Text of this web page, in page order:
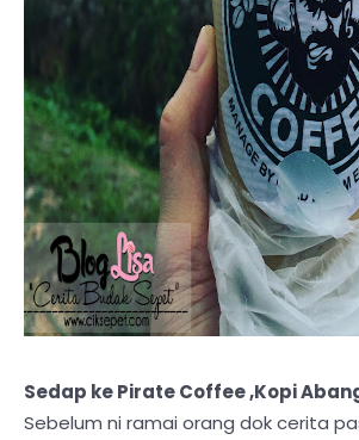
Sedap ke Pirate Coffee ,Kopi
Sebelum ni ramai orang dok cerita